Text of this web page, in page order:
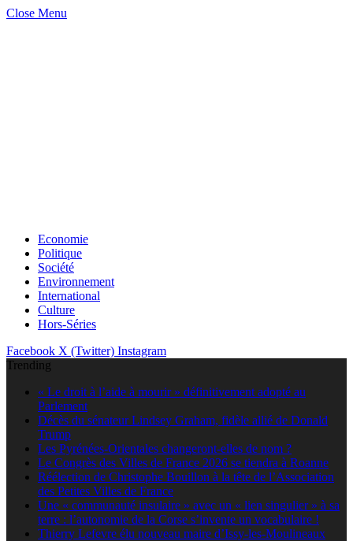
Close Menu
Economie
Politique
Société
Environnement
International
Culture
Hors-Séries
Facebook X (Twitter) Instagram
Trending
« Le droit à l’aide à mourir » définitivement adopté au
Parlement
Décès du sénateur Lindsey Graham, fidèle allié de Donald
Trump
Les Pyrénées-Orientales changeront-elles de nom ?
Le Congrès des Villes de France 2026 se tiendra à Roanne
Réélection de Christophe Bouillon à la tête de l’Association
des Petites Villes de France
Une « communauté insulaire » avec un « lien singulier » à sa
terre : l’autonomie de la Corse s’invente un vocabulaire !
Thierry Lefevre élu nouveau maire d’Issy-les-Moulineaux